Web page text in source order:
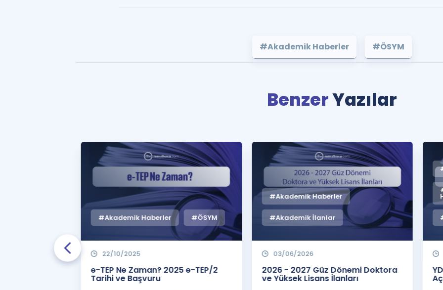
#Akademik Haberler #ÖSYM
BenzerYazılar
#Akademik Haberler #ÖSYM
22/10/2025
e-TEP Ne Zaman? 2025 e-TEP/2
Tarihi ve Başvuru
#Akademik Haberler
#Akademik İlanlar
03/06/2026
2026 - 2027 Güz Dönemi Doktora
ve Yüksek Lisans İlanları